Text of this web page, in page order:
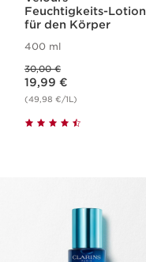
Feuchtigkeits-Lotion
für den Körper
400 ml
30,00 €
Aktueller Preis 19,99 €
19,99 €
(49,98 €/1L)